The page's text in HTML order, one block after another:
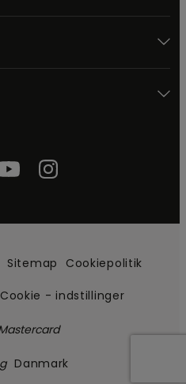
Sitemap Cookiepolitik
Cookie - indstillinger
Danmark